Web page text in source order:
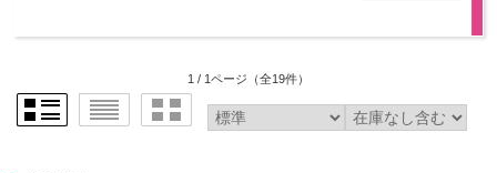
1 / 1ページ （全19件）